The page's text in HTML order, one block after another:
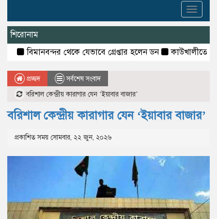
Toggle
শিরোনাম
থেকে যেভাবে গ্রেপ্তার হলেন ডন
কাউখালীতে
প্রচ্ছদ
সর্বশেষ সংবাদ
বরিশাল কেন্দ্রীয় কারাগার যেন ‘ইয়াবার বাজার’
বরিশাল কেন্দ্রীয় কারাগার যেন ‘ইয়াবার বাজার’
প্রকাশিত সময় সোমবার, ২২ জুন, ২০২৬